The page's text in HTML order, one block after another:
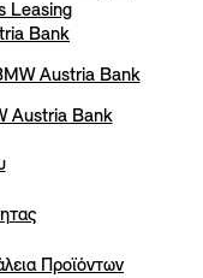
Leasing
Bank
Austria Bank
Austria Bank
Προϊόντων